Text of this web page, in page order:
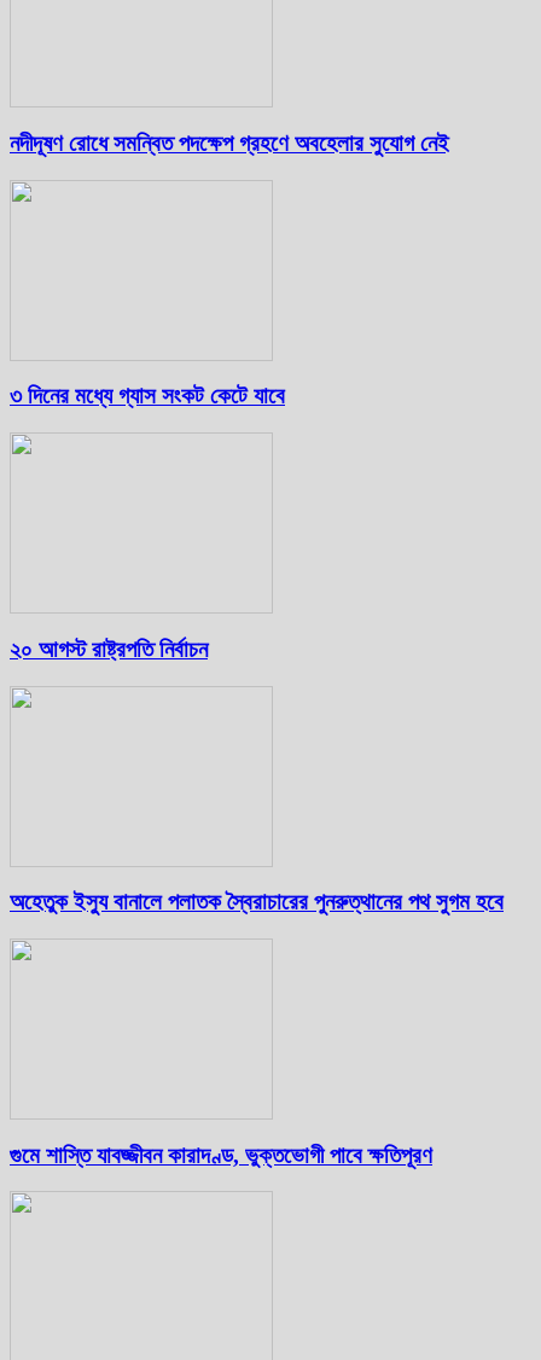
নদীদূষণ রোধে সমন্বিত পদক্ষেপ গ্রহণে অবহেলার সুযোগ নেই
৩ দিনের মধ্যে গ্যাস সংকট কেটে যাবে
২০ আগস্ট রাষ্ট্রপতি নির্বাচন
অহেতুক ইস্যু বানালে পলাতক স্বৈরাচারের পুনরুত্থানের পথ সুগম হবে
গুমে শাস্তি যাবজ্জীবন কারাদণ্ড, ভুক্তভোগী পাবে ক্ষতিপূরণ